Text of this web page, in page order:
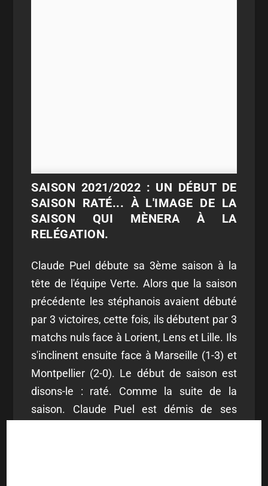
SAISON 2021/2022 : UN DÉBUT DE
SAISON RATÉ... À L'IMAGE DE LA
SAISON QUI MÈNERA À LA
RELÉGATION.
Claude Puel débute sa 3ème saison à la
tête de l'équipe Verte. Alors que la saison
précédente les stéphanois avaient débuté
par 3 victoires, cette fois, ils débutent par 3
matchs nuls face à Lorient, Lens et Lille. Ils
s'inclinent ensuite face à Marseille (1-3) et
Montpellier (2-0). Le début de saison est
disons-le : raté. Comme la suite de la
saison. Claude Puel est démis de ses